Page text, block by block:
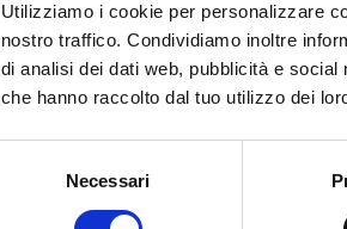
Utilizziamo i cookie per personalizzare
nostro traffico. Condividiamo inoltre
di analisi dei dati web, pubblicità e
che hanno raccolto dal tuo utilizzo dei
Necessari
M30x1,5 4
M30x1,5 4